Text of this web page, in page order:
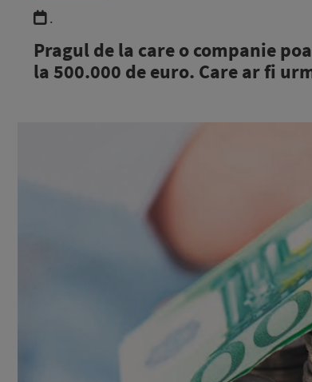
.
Pragul de la care o companie
la 500.000 de euro. Care ar fi